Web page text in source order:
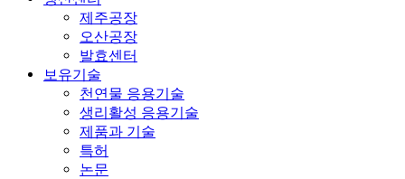
제주공장
오산공장
발효센터
보유기술
천연물 응용기술
생리활성 응용기술
제품과 기술
특허
논문